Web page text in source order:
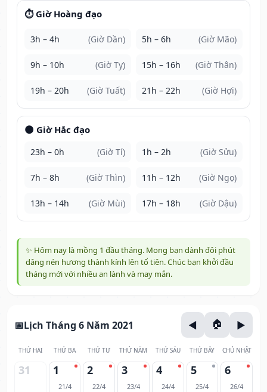
⏱️ Giờ Hoàng đạo
3h – 4h (Giờ Dần) 5h – 6h (Giờ Mão)
9h – 10h (Giờ Tỵ) 15h – 16h (Giờ Thân)
19h – 20h (Giờ Tuất) 21h – 22h (Giờ Hợi)
🌑 Giờ Hắc đạo
23h – 0h (Giờ Tí) 1h – 2h (Giờ Sửu)
7h – 8h (Giờ Thìn) 11h – 12h (Giờ Ngọ)
13h – 14h (Giờ Mùi) 17h – 18h (Giờ Dậu)
✨ Hôm nay là mồng 1 đầu tháng. Mong bạn dành đôi phút
dâng nén hương thành kính lên tổ tiên. Chúc bạn khởi đầu
tháng mới với nhiều an lành và may mắn.
Lịch Tháng 6 Năm 2021
THỨ HAI THỨ BA THỨ TƯ THỨ NĂM THỨ SÁU THỨ BẢY CHỦ NHẬT
31 1
21/4
2
22/4
3
23/4
4
24/4
5
25/4
6
26/4